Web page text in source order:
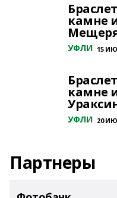
камне
УФЛИ 15
камне
УФЛИ 20
Партнеры